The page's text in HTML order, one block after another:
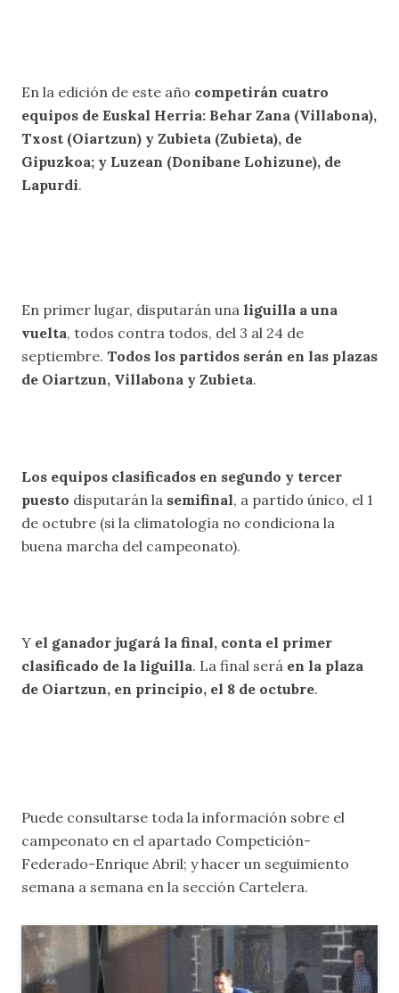
En la edición de este año competirán cuatro
equipos de Euskal Herria: Behar Zana (Villabona),
Txost (Oiartzun) y Zubieta (Zubieta), de
Gipuzkoa; y Luzean (Donibane Lohizune), de
Lapurdi.
En primer lugar, disputarán una liguilla a una
vuelta, todos contra todos, del 3 al 24 de
septiembre. Todos los partidos serán en las plazas
de Oiartzun, Villabona y Zubieta.
Los equipos clasificados en segundo y tercer
puesto disputarán la semifinal, a partido único, el 1
de octubre (si la climatología no condiciona la
buena marcha del campeonato).
Y el ganador jugará la final, conta el primer
clasificado de la liguilla. La final será en la plaza
de Oiartzun, en principio, el 8 de octubre.
Puede consultarse toda la información sobre el
campeonato en el apartado Competición-
Federado-Enrique Abril; y hacer un seguimiento
semana a semana en la sección Cartelera.